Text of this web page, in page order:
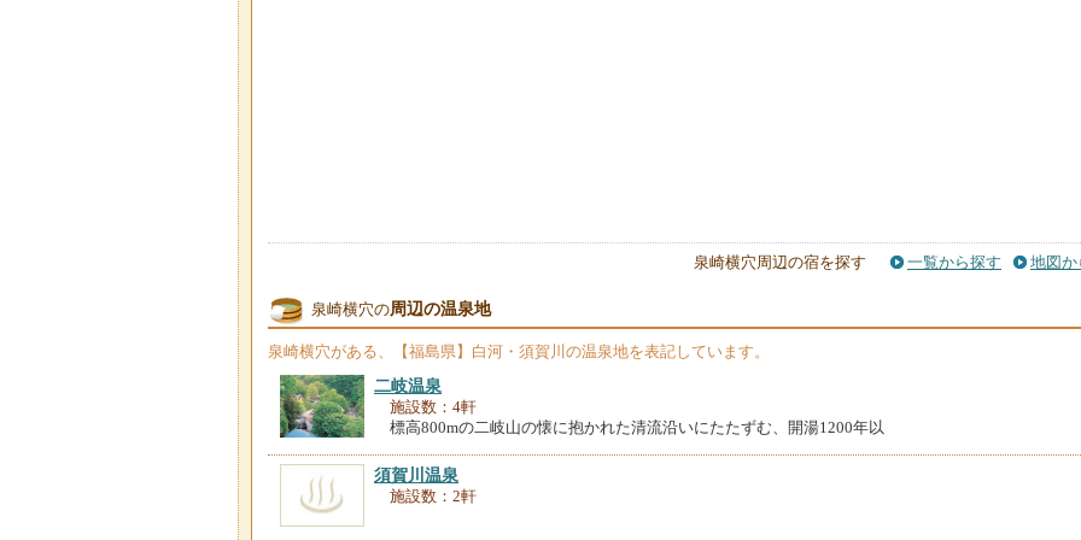
泉崎横穴周辺の宿を探す 一覧から探す 地図か
泉崎横穴の周辺の温泉地
泉崎横穴がある、【福島県】白河・須賀川の温泉地を表記しています。
二岐温泉
施設数：4軒
標高800mの二岐山の懐に抱かれた清流沿いにたたずむ、開湯1200年以
須賀川温泉
施設数：2軒